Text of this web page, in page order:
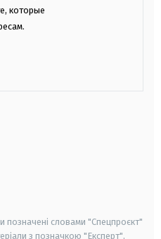
которые
позначені словами "Спецпроєкт"
з позначкою "Експерт",